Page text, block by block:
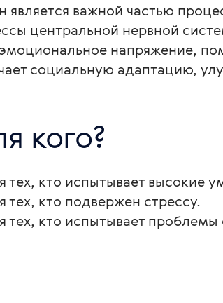
является важной частью
центральной нервной
напряжение,
социальную адаптацию,
кого?
тех, кто испытывает высокие
тех, кто подвержен стрессу.
тех, кто испытывает проблемы